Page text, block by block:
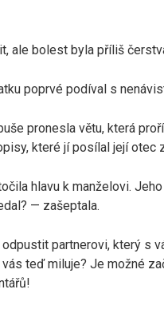
ale bolest byla příliš
poprvé podíval s
pronesla větu, která
které jí posílal její otec
hlavu k manželovi.
— zašeptala.
partnerovi, který s
teď miluje? Je možné